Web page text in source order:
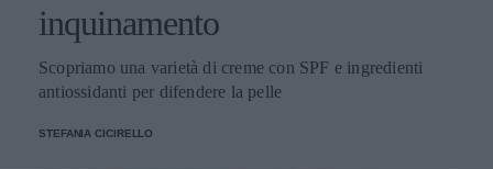
inquinamento
Scopriamo una varietà di creme con SPF e ingredienti
antiossidanti per difendere la pelle
STEFANIA CICIRELLO